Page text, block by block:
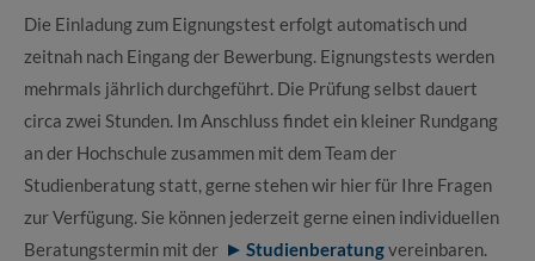
Die Einladung zum Eignungstest erfolgt automatisch und
zeitnah nach Eingang der Bewerbung. Eignungstests werden
mehrmals jährlich durchgeführt. Die Prüfung selbst dauert
circa zwei Stunden. Im Anschluss findet ein kleiner Rundgang
an der Hochschule zusammen mit dem Team der
Studienberatung statt, gerne stehen wir hier für Ihre Fragen
zur Verfügung. Sie können jederzeit gerne einen individuellen
Beratungstermin mit der
Studienberatungvereinbaren.